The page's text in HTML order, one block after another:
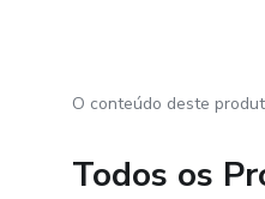
O conteúdo deste
Todos os